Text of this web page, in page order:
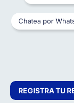
Chatea por
REGISTRA TU